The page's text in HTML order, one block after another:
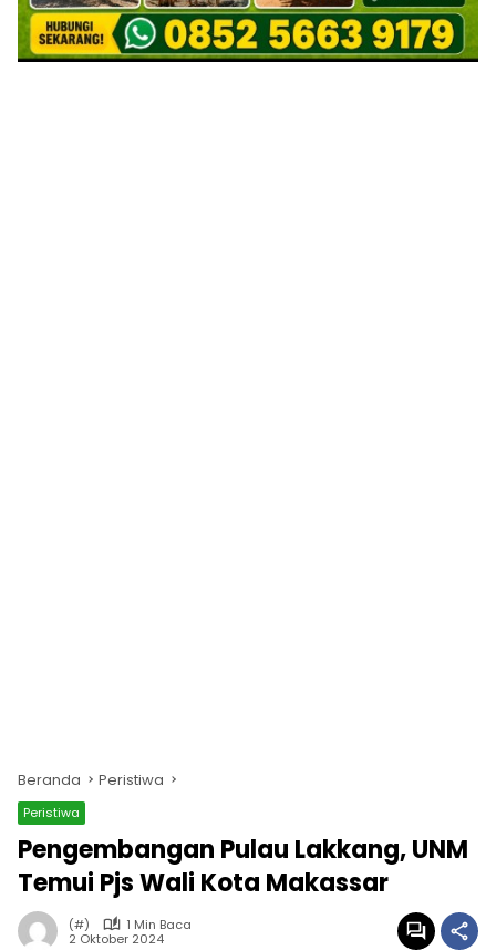
Beranda Peristiwa
Peristiwa
Pengembangan Pulau Lakkang, UNM
Temui Pjs Wali Kota Makassar
(#)
1 Min Baca
2 Oktober 2024